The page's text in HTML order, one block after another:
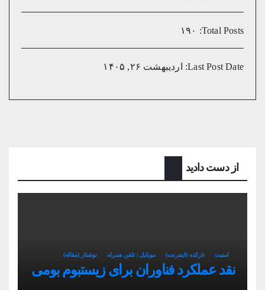
Total Posts: ۱۹۰
Last Post Date: اردیبهشت ۲۶, ۱۴۰۵
از دست دادید
امنیت تارکده (اینترنت) موبایل | تلفن همراه نوشتار (مقاله)
نقد عملکرد فناوران برای زیستبوم بومی